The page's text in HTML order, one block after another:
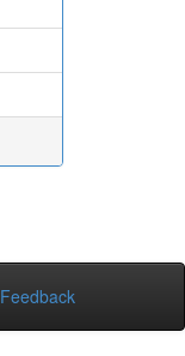
Feedback